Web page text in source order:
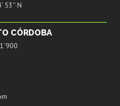
53'' N
CÓRDOBA